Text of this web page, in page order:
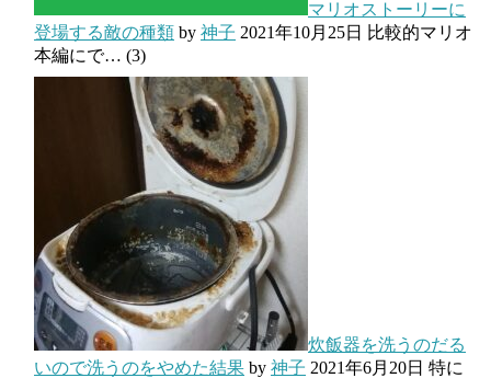
マリオストーリーに
登場する敵の種類 by 神子 2021年10月25日 比較的マリオ
本編にで… (3)
炊飯器を洗うのだる
いので洗うのをやめた結果 by 神子 2021年6月20日 特に